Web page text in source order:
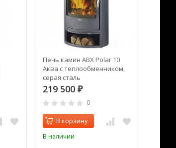
Печь камин ABX Polar 10
Аква с теплообменником,
серая сталь
219 500 ₽
0
В корзину
В наличии